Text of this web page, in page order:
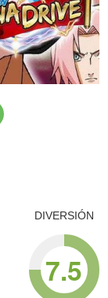
DIVERSIÓN
7.5